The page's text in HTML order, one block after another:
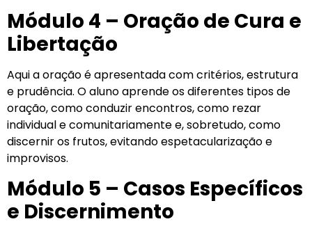
Módulo 4 – Oração de Cura e
Libertação
Aqui a oração é apresentada com critérios, estrutura
e prudência. O aluno aprende os diferentes tipos de
oração, como conduzir encontros, como rezar
individual e comunitariamente e, sobretudo, como
discernir os frutos, evitando espetacularização e
improvisos.
Módulo 5 – Casos Específicos
e Discernimento